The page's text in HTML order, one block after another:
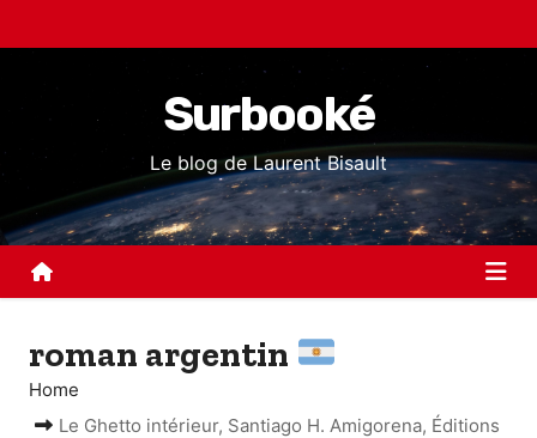
k
t
o
Surbooké
Le blog de Laurent Bisault
roman argentin
Home
Le Ghetto intérieur, Santiago H. Amigorena, Éditions